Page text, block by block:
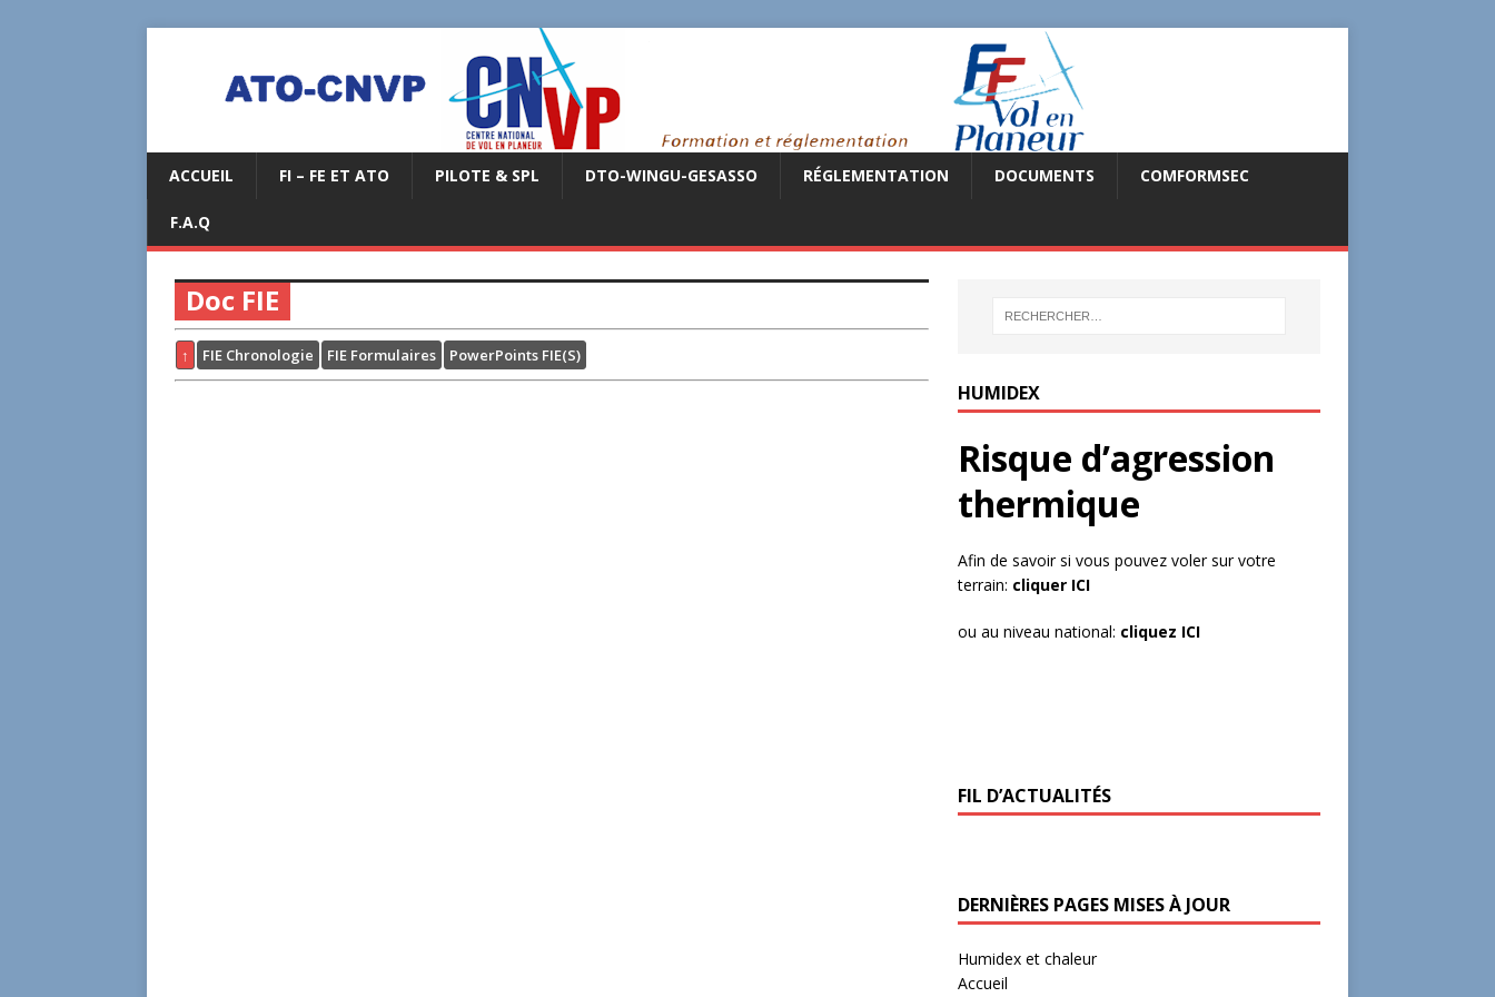
ACCUEIL FI – FE ET ATO PILOTE & SPL DTO-WINGU-GESASSO RÉGLEMENTATION DOCUMENTS COMFORMSEC
F.A.Q
Doc FIE
↑ FIE Chronologie FIE Formulaires PowerPoints FIE(S)
HUMIDEX
Risque d’agression
thermique
Afin de savoir si vous pouvez voler sur votre
terrain: cliquer ICI
ou au niveau national: cliquez ICI
FIL D’ACTUALITÉS
DERNIÈRES PAGES MISES À JOUR
Humidex et chaleur
Accueil